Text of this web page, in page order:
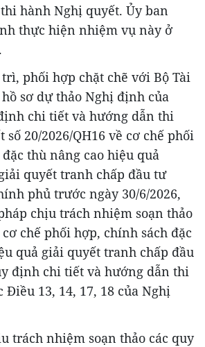
hành Nghị quyết. Ủy ban
thực hiện nhiệm vụ này ở
phối hợp chặt chẽ với Bộ Tài
sơ dự thảo Nghị định của
chi tiết và hướng dẫn thi
20/2026/QH16 về cơ chế phối
thù nâng cao hiệu quả
quyết tranh chấp đầu tư
phủ trước ngày 30/6/2026,
chịu trách nhiệm soạn thảo
chế phối hợp, chính sách đặc
quả giải quyết tranh chấp đầu
định chi tiết và hướng dẫn thi
13, 14, 17, 18 của Nghị
trách nhiệm soạn thảo các quy